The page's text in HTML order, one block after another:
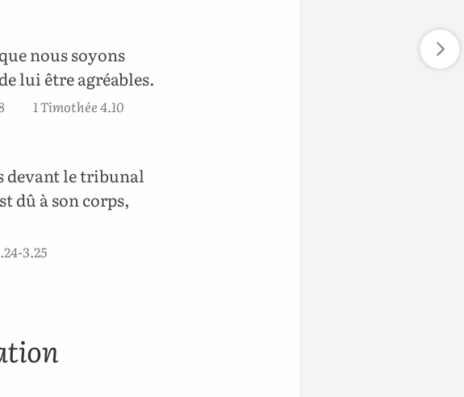
nous soyons
lui être agréables.
1 Timothée 4.10
devant le tribunal
dû à son corps,
3.25